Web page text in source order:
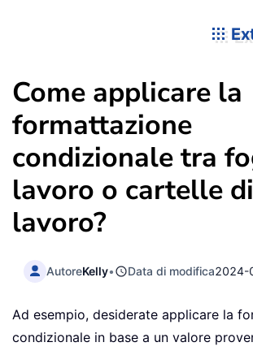
Come applicare la
formattazione
condizionale tra
lavoro o cartelle di
lavoro?
AutoreKelly• Data di modifica2024-
Ad esempio, desiderate applicare la
condizionale in base a un valore